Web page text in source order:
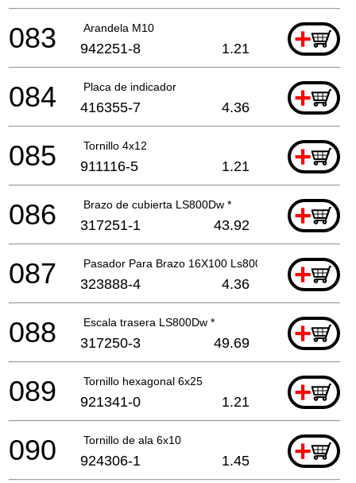
Arandela M10 +
083 942251-8 1.21
Placa de indicador +
084 416355-7 4.36
Tornillo 4x12 +
085 911116-5 1.21
Brazo de cubierta LS800Dw * +
086 317251-1 43.92
Pasador Para Brazo 16X100 Ls800Dw * +
087 323888-4 4.36
Escala trasera LS800Dw * +
088 317250-3 49.69
Tornillo hexagonal 6x25 +
089 921341-0 1.21
Tornillo de ala 6x10 +
090 924306-1 1.45